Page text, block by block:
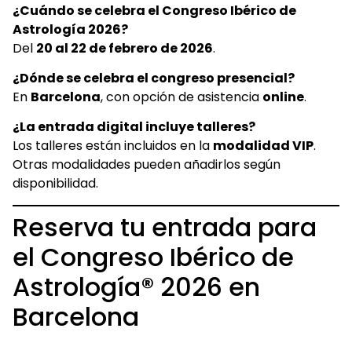
¿Cuándo se celebra el Congreso Ibérico de
Astrología 2026?
Del 20 al 22 de febrero de 2026.
¿Dónde se celebra el congreso presencial?
En Barcelona, con opción de asistencia online.
¿La entrada digital incluye talleres?
Los talleres están incluidos en la modalidad VIP.
Otras modalidades pueden añadirlos según
disponibilidad.
Reserva tu entrada para
el Congreso Ibérico de
Astrología® 2026 en
Barcelona